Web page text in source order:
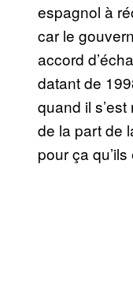
espagnol à
car le
accord
datant de
quand il
de la part de
pour ça